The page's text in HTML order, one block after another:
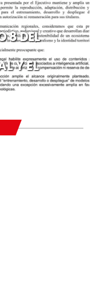
8 DEL
Y EL